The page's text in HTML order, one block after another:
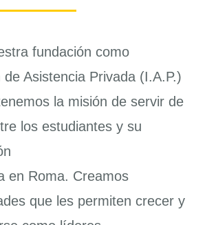
Contáctanos
fundación como
de Asistencia Privada (I.A.P.)
la misión de servir de
los estudiantes y su
en Roma. Creamos
que les permiten crecer y